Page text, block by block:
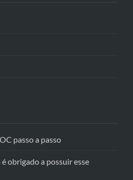
passo a passo
obrigado a possuir esse